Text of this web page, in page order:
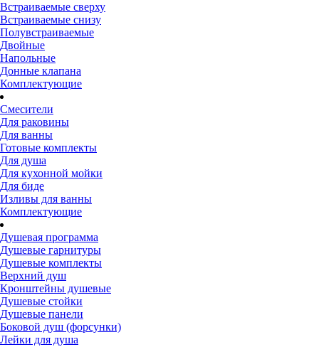
Встраиваемые сверху
Встраиваемые снизу
Полувстраиваемые
Двойные
Напольные
Донные клапана
Комплектующие
Смесители
Для раковины
Для ванны
Готовые комплекты
Для душа
Для кухонной мойки
Для биде
Изливы для ванны
Комплектующие
Душевая программа
Душевые гарнитуры
Душевые комплекты
Верхний душ
Кронштейны душевые
Душевые стойки
Душевые панели
Боковой душ (форсунки)
Лейки для душа